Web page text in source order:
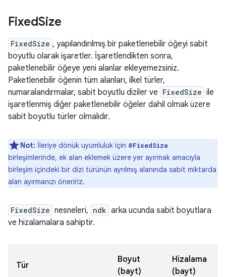
FixedSize
FixedSize , yapılandırılmış bir paketlenebilir öğeyi sabit
boyutlu olarak işaretler. İşaretlendikten sonra,
paketlenebilir öğeye yeni alanlar ekleyemezsiniz.
Paketlenebilir öğenin tüm alanları, ilkel türler,
numaralandırmalar, sabit boyutlu diziler ve FixedSize ile
işaretlenmiş diğer paketlenebilir öğeler dahil olmak üzere
sabit boyutlu türler olmalıdır.
Not: İleriye dönük uyumluluk için @FixedSize
birleşimlerinde, ek alan eklemek üzere yer ayırmak amacıyla
birleşim içindeki bir dizi türünün ayrılmış alanında sabit miktarda
alan ayırmanızı öneririz.
FixedSize nesneleri, ndk arka ucunda sabit boyutlara
ve hizalamalara sahiptir.
Tür
Boyut
(bayt)
Hizalama
(bayt)